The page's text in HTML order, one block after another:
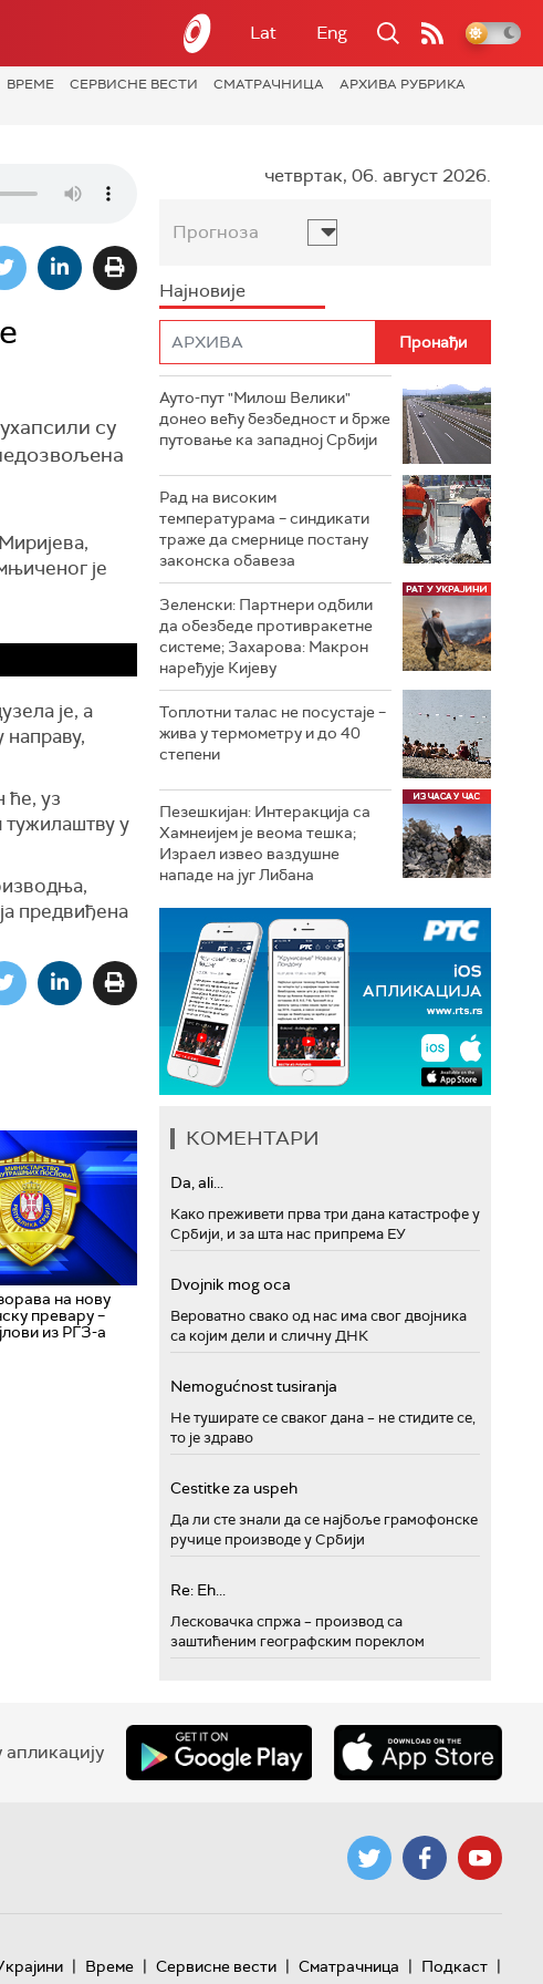
Lat Eng
ВРЕМЕ СЕРВИСНЕ ВЕСТИ СМАТРАЧНИЦА
АРХИВА РУБРИКА
су
је
је, а
направу,
уз
тужилаштву у
предвиђена
на нову
превару –
из РГЗ-а
четвртак, 06. август 2026.
Прогноза
Најновије
Ауто-пут "Милош Велики"
донео већу безбедност и брже
путовање ка западној Србији
Рад на високим
температурама – синдикати
траже да смернице постану
законска обавеза
Зеленски: Партнери одбили
да обезбеде противракетне
системе; Захарова: Макрон
наређује Кијеву
Топлотни талас не посустаје –
жива у термометру и до 40
степени
Пезешкијан: Интеракција са
Хамнеијем је веома тешка;
Израел извео ваздушне
нападе на југ Либана
КОМЕНТАРИ
Da, ali...
Како преживети прва три дана катастрофе у
Србији, и за шта нас припрема ЕУ
Dvojnik mog oca
Вероватно свако од нас има свог двојника
са којим дели и сличну ДНК
Nemogućnost tusiranja
Не туширате се сваког дана – не стидите се,
то је здраво
Cestitke za uspeh
Да ли сте знали да се најбоље грамофонске
ручице производе у Србији
Re: Eh...
Лесковачка спржа – производ са
заштићеним географским пореклом
| Време | Сервисне вести | Сматрачница | Подкаст |